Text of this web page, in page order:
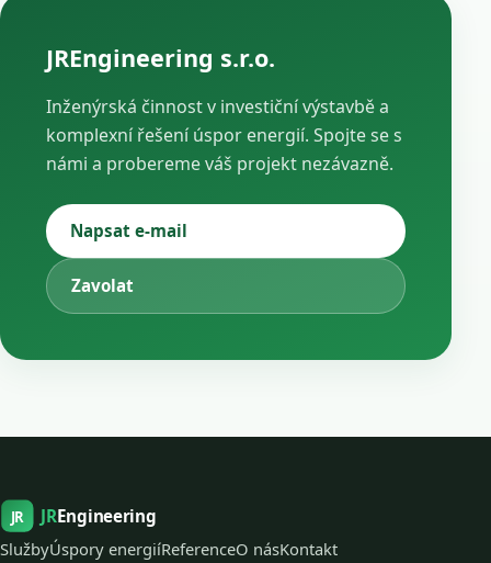
JREngineering s.r.o.
Inženýrská činnost v investiční výstavbě a
komplexní řešení úspor energií. Spojte se s
námi a probereme váš projekt nezávazně.
Napsat e-mail
Zavolat
JR JREngineering
SlužbyÚspory energiíReferenceO násKontakt